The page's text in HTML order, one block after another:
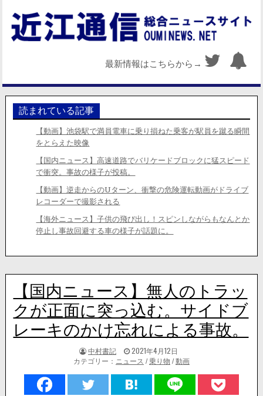
最新情報はこちらから→
読まれている記事
【動画】池袋駅で満員電車に乗り損ねた乗客が駅員を蹴る瞬間
をとらえた映像
【国内ニュース】高速道路でバリケードブロックに猛スピード
で衝突。事故の様子が投稿。
【動画】逆走からのUターン、衝撃の危険運転動画がドライブ
レコーダーで撮影される
【海外ニュース】子供の飛び出し！スピンしながらもなんとか
停止し事故回避する車の様子が話題に。
【国内ニュース】無人のトラッ
クが正面に突っ込む。サイドブ
レーキのかけ忘れによる事故。
著
者:
中村書記
掲
載
日：
2021年4月12日
カテゴリー： ニュース /乗り物 /動画